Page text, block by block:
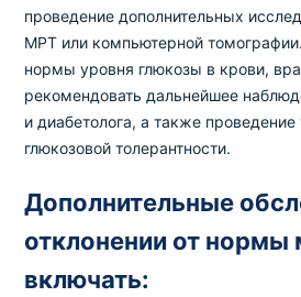
проведение дополнительных
МРТ или компьютерной
нормы уровня глюкозы в крови,
рекомендовать дальнейшее
и диабетолога, а также проведение
глюкозовой толерантности.
Дополнительные
отклонении от нормы
включать: